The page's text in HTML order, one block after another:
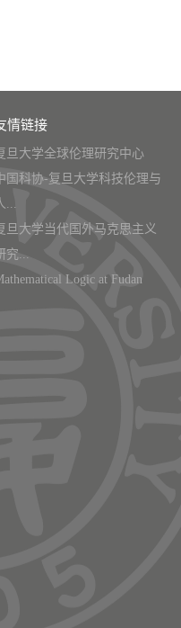
情链接
旦大学全球伦理研究中心
国科协-复旦大学科技伦理与
...
旦大学当代国外马克思主义
究...
Logic at Fudan